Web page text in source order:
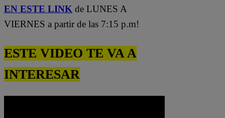
EN ESTE LINK de LUNES A
VIERNES a partir de las 7:15 p.m!
ESTE VIDEO TE VA A
INTERESAR